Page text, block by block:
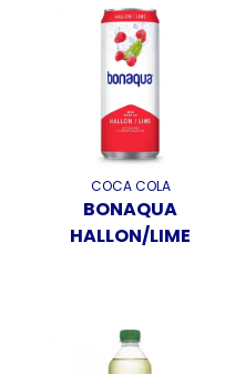
COCA COLA
BONAQUA
HALLON/LIME